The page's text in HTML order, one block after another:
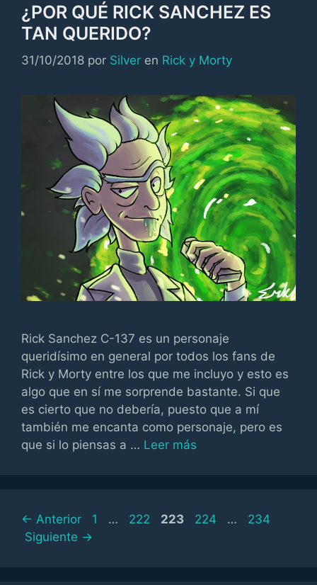
¿POR QUÉ RICK SANCHEZ ES
TAN QUERIDO?
31/10/2018 por Silver en Categorías
Rick y Morty
Rick Sanchez C-137 es un personaje
queridísimo en general por todos los fans de
Rick y Morty entre los que me incluyo y esto es
algo que en sí me sorprende bastante. Si que
es cierto que no debería, puesto que a mí
también me encanta como personaje, pero es
que si lo piensas a … Leer más
← Anterior Página
1 … Página
222 Página
223 Página
224 … Página
234
Siguiente →